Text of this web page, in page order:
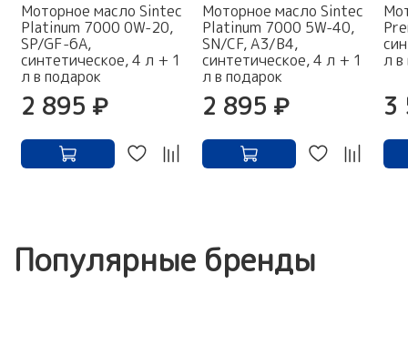
Моторное масло Sintec
Platinum 7000 0W-20,
SP/GF-6A,
синтетическое, 4 л + 1
л в подарок
2 895 ₽
Моторное масло Sintec
Platinum 7000 5W-40,
SN/CF, A3/B4,
синтетическое, 4 л + 1
л в подарок
2 895 ₽
л в
3
Популярные бренды